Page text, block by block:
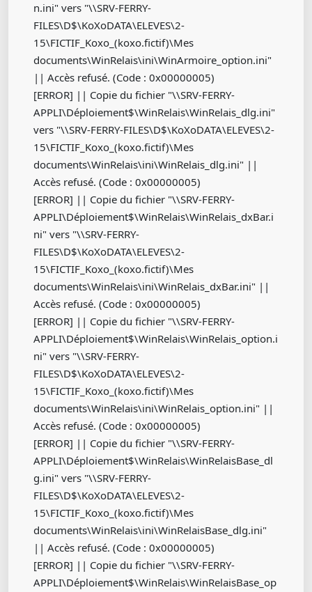
n.ini" vers "\\SRV-FERRY-
FILES\D$\KoXoDATA\ELEVES\2-
15\FICTIF_Koxo_(koxo.fictif)\Mes
documents\WinRelais\ini\WinArmoire_option.ini"
|| Accès refusé. (Code : 0x00000005)
[ERROR] || Copie du fichier "\\SRV-FERRY-
APPLI\Déploiement$\WinRelais\WinRelais_dlg.ini"
vers "\\SRV-FERRY-FILES\D$\KoXoDATA\ELEVES\2-
15\FICTIF_Koxo_(koxo.fictif)\Mes
documents\WinRelais\ini\WinRelais_dlg.ini" ||
Accès refusé. (Code : 0x00000005)
[ERROR] || Copie du fichier "\\SRV-FERRY-
APPLI\Déploiement$\WinRelais\WinRelais_dxBar.i
ni" vers "\\SRV-FERRY-
FILES\D$\KoXoDATA\ELEVES\2-
15\FICTIF_Koxo_(koxo.fictif)\Mes
documents\WinRelais\ini\WinRelais_dxBar.ini" ||
Accès refusé. (Code : 0x00000005)
[ERROR] || Copie du fichier "\\SRV-FERRY-
APPLI\Déploiement$\WinRelais\WinRelais_option.i
ni" vers "\\SRV-FERRY-
FILES\D$\KoXoDATA\ELEVES\2-
15\FICTIF_Koxo_(koxo.fictif)\Mes
documents\WinRelais\ini\WinRelais_option.ini" ||
Accès refusé. (Code : 0x00000005)
[ERROR] || Copie du fichier "\\SRV-FERRY-
APPLI\Déploiement$\WinRelais\WinRelaisBase_dl
g.ini" vers "\\SRV-FERRY-
FILES\D$\KoXoDATA\ELEVES\2-
15\FICTIF_Koxo_(koxo.fictif)\Mes
documents\WinRelais\ini\WinRelaisBase_dlg.ini"
|| Accès refusé. (Code : 0x00000005)
[ERROR] || Copie du fichier "\\SRV-FERRY-
APPLI\Déploiement$\WinRelais\WinRelaisBase_op